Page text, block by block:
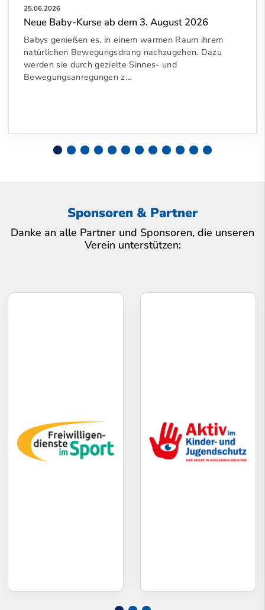
25.06.2026
Neue Baby-Kurse ab dem 3. August 2026
Babys genießen es, in einem warmen Raum ihrem
natürlichen Bewegungsdrang nachzugehen. Dazu
werden sie durch gezielte Sinnes- und
Bewegungsanregungen z…
Sponsoren & Partner
Danke an alle Partner und Sponsoren, die unseren
Verein unterstützen: